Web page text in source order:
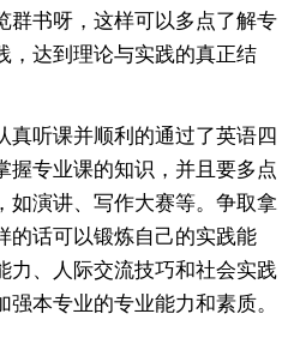
群书呀，这样可以多点了解专
，达到理论与实践的真正结
真听课并顺利的通过了英语四
握专业课的知识，并且要多点
如演讲、写作大赛等。争取拿
的话可以锻炼自己的实践能
力、人际交流技巧和社会实践
本专业的专业能力和素质。